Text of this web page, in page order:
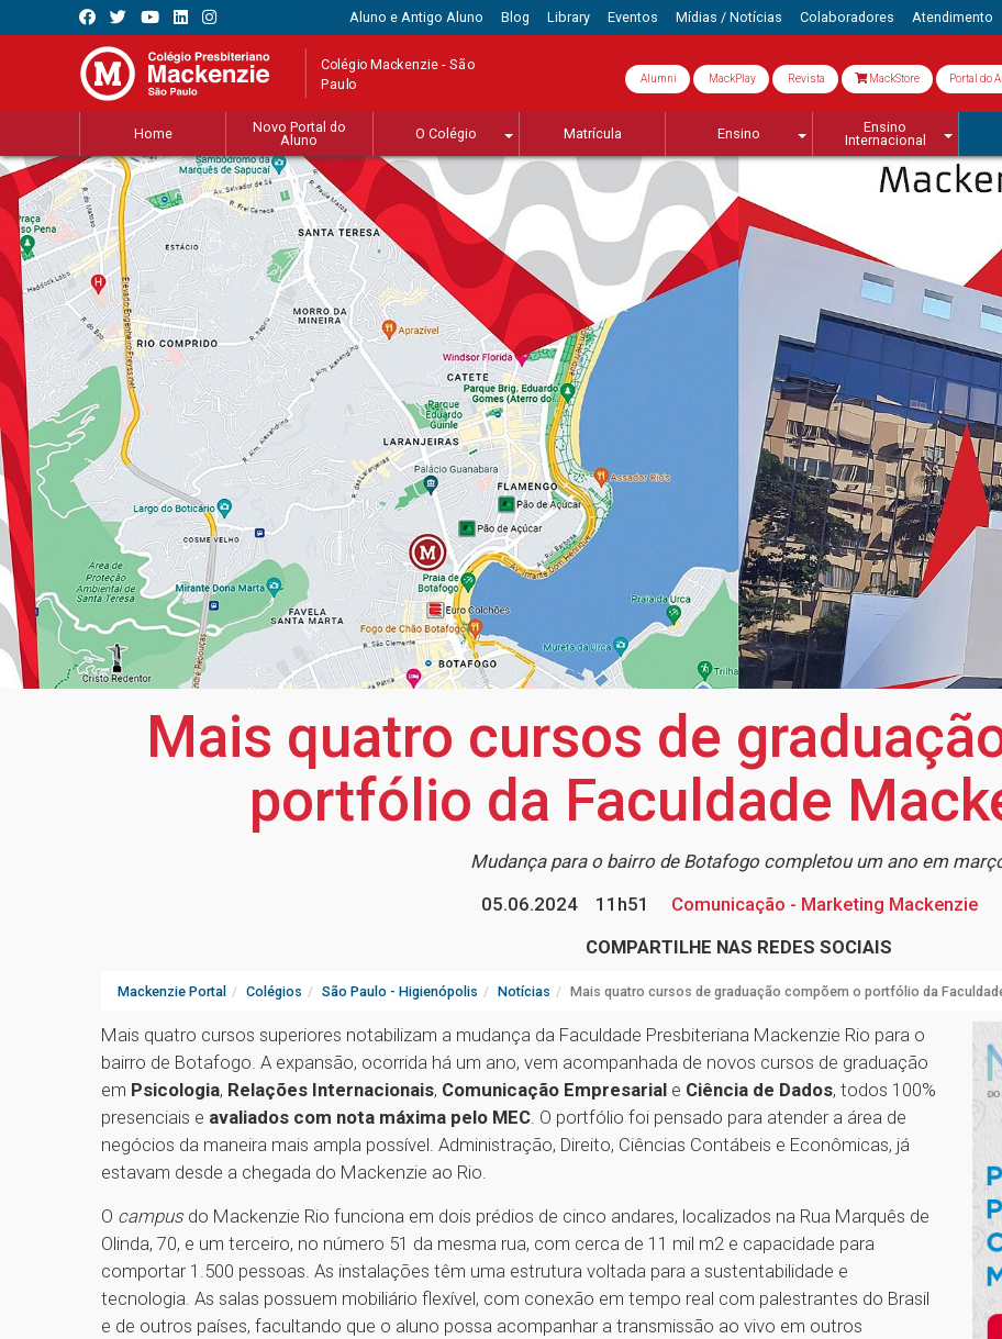
Aluno e Antigo Aluno Blog Library Eventos Mídias / Notícias Colaboradores Atendimento
Colégio Mackenzie - São
Paulo Alumni MackPlay Revista MackStore Portal do
Home
Novo Portal do
Aluno
O Colégio Matrícula Ensino
Ensino
Internacional
Mais quatro cursos de
portfólio da Faculdade
Mudança para o bairro de Botafogo completou um ano em
05.06.2024
11h51
Comunicação - Marketing Mackenzie
COMPARTILHE NAS REDES SOCIAIS
Mackenzie Portal Colégios São Paulo - Higienópolis Notícias Mais quatro cursos de graduação compõem o portfólio da
Mais quatro cursos superiores notabilizam a mudança da Faculdade Presbiteriana Mackenzie Rio para o
bairro de Botafogo. A expansão, ocorrida há um ano, vem acompanhada de novos cursos de graduação
em Psicologia, Relações Internacionais, Comunicação Empresarial e Ciência de Dados, todos 100%
presenciais e avaliados com nota máxima pelo MEC. O portfólio foi pensado para atender a área de
negócios da maneira mais ampla possível. Administração, Direito, Ciências Contábeis e Econômicas, já
estavam desde a chegada do Mackenzie ao Rio.
O campus do Mackenzie Rio funciona em dois prédios de cinco andares, localizados na Rua Marquês de
Olinda, 70, e um terceiro, no número 51 da mesma rua, com cerca de 11 mil m2 e capacidade para
comportar 1.500 pessoas. As instalações têm uma estrutura voltada para a sustentabilidade e
tecnologia. As salas possuem mobiliário flexível, com conexão em tempo real com palestrantes do Brasil
e de outros países, facultando que o aluno possa acompanhar a transmissão ao vivo em outros